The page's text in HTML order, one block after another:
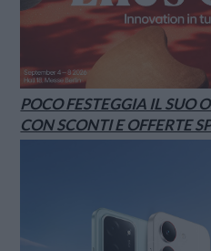
POCO FESTEGGIA IL SUO
CON SCONTI E OFFERTE